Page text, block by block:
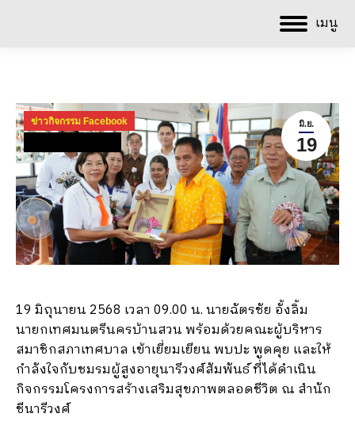
เมนู
มิ.ย.
19
ข่าวกิจกรรม Facebook
19 มิถุนายน 2568 เวลา 09.00 น. นายฉัตรชัย อั้งลิ้ม
นายกเทศมนตรีนครบ้านสวน พร้อมด้วยคณะผู้บริหาร
สมาชิกสภาเทศบาล เข้าเยี่ยมเยียน พบปะ พูดคุย และให้
กำลังใจกับชมรมผู้สูงอายุนารีวงศ์สัมพันธ์ ที่ได้ดำเนิน
กิจกรรมโครงการสร้างเสริมสุขภาพตลอดชีวิต ณ สำนัก
ชีนารีวงศ์